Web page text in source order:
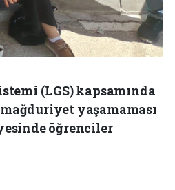
(LGS) kapsamında
yaşamaması
öğrenciler